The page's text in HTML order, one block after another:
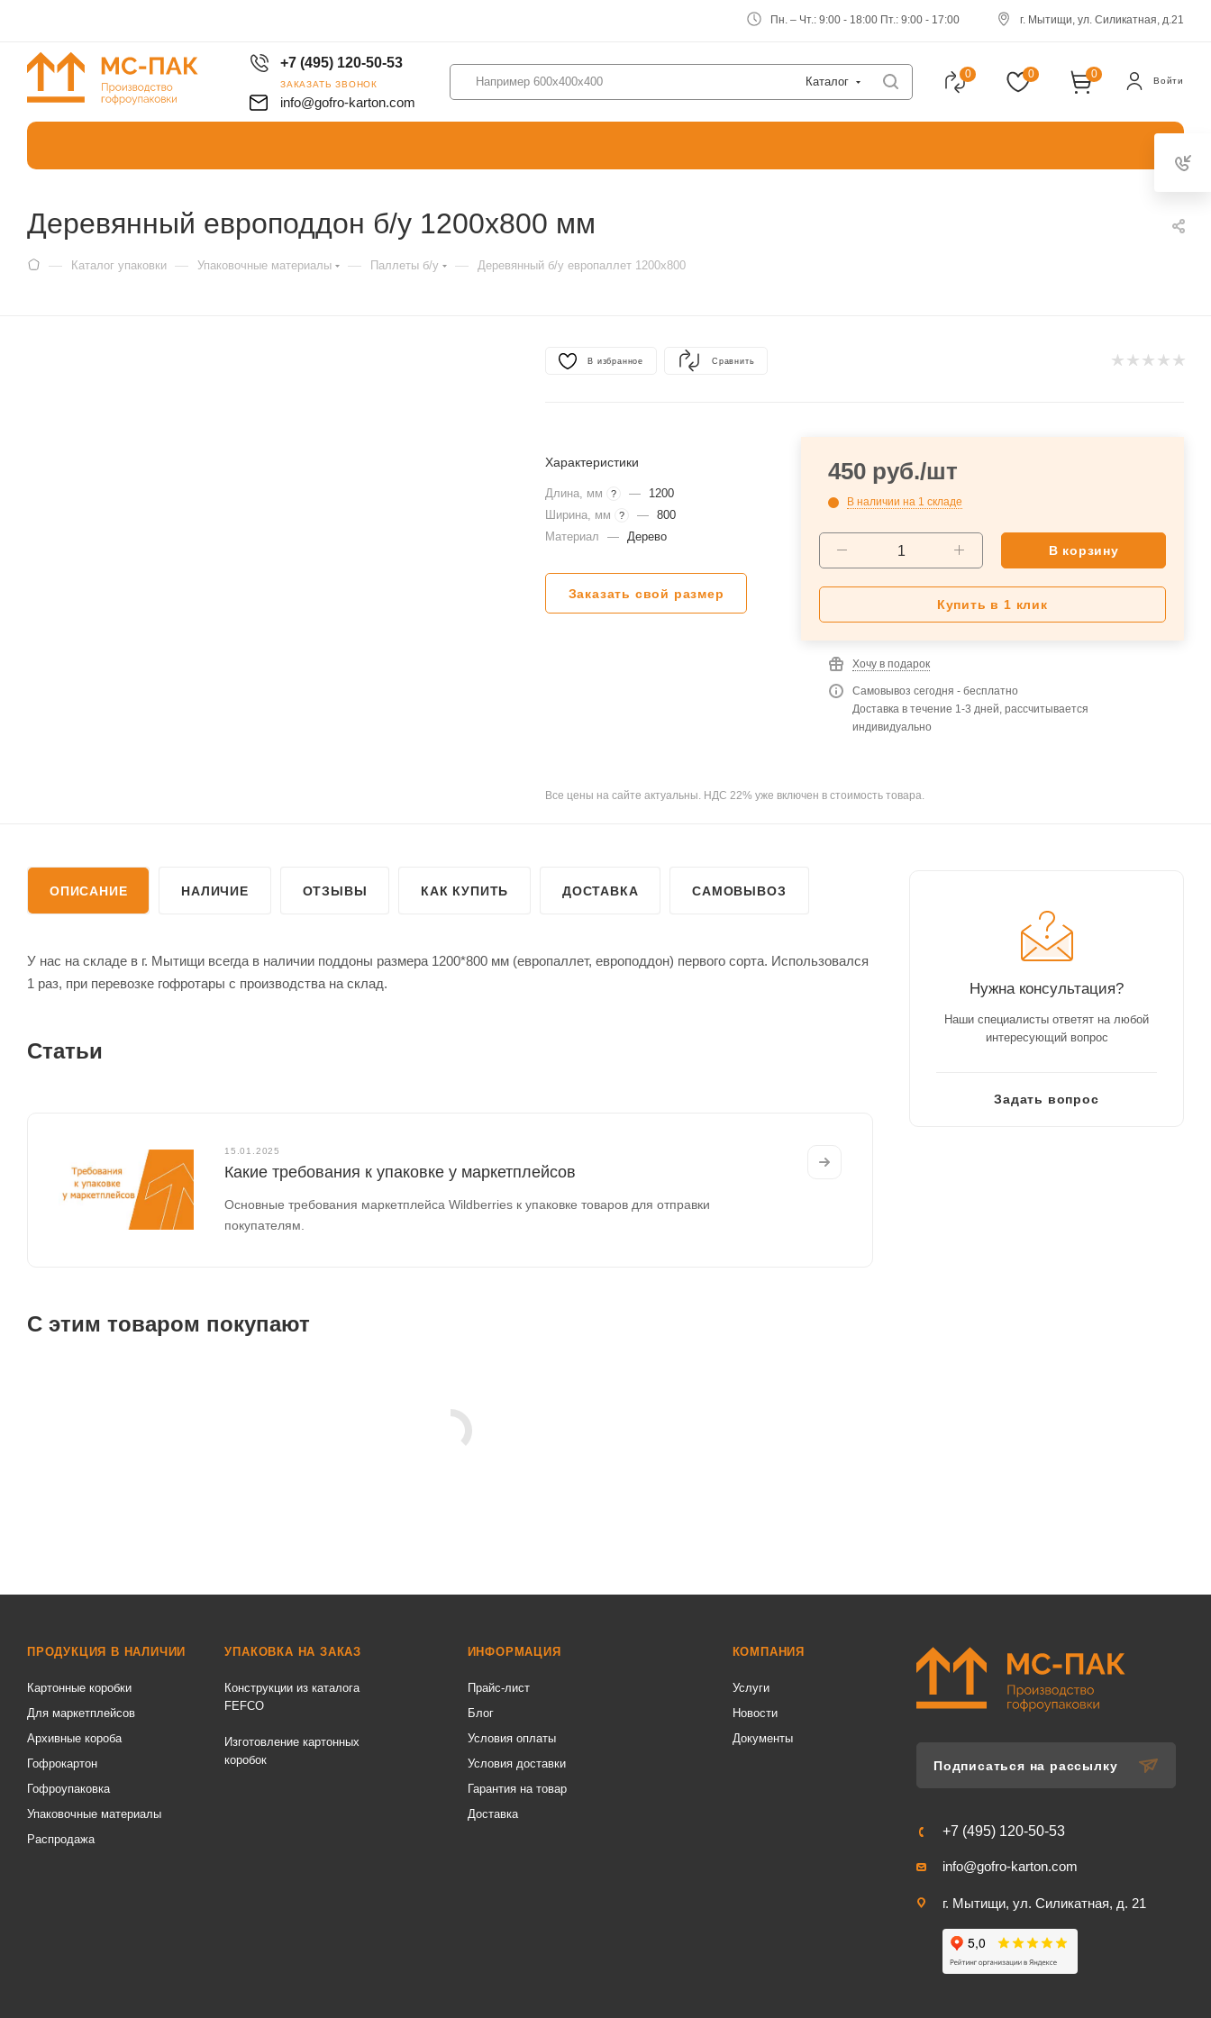
Пн. – Чт.: 9:00 - 18:00 Пт.: 9:00 - 17:00 г. Мытищи, ул. Силикатная, д.21
+7 (495) 120-50-53
ЗАКАЗАТЬ ЗВОНОК
info@gofro-karton.com
Каталог
0 0 0
Войти
Деревянный европоддон б/у 1200х800 мм
— Каталог упаковки — Упаковочные материалы — Паллеты б/у — Деревянный б/у европаллет 1200х800
В избранное Сравнить
Характеристики
Длина, мм ? —
1200
Ширина, мм
? —
800
Материал
— Дерево
Заказать свой размер
450руб./шт
В наличии на 1 складе
В корзину
Купить в 1 клик
Хочу в подарок
Самовывоз сегодня - бесплатно
Доставка в течение 1-3 дней, рассчитывается
индивидуально
Все цены на сайте актуальны. НДС 22% уже включен в стоимость товара.
ОПИСАНИЕ НАЛИЧИЕ ОТЗЫВЫ КАК КУПИТЬ ДОСТАВКА САМОВЫВОЗ
У нас на складе в г. Мытищи всегда в наличии поддоны размера 1200*800 мм (европаллет, европоддон) первого сорта. Использовался
1 раз, при перевозке гофротары с производства на склад.
Статьи
15.01.2025
Какие требования к упаковке у маркетплейсов
Основные требования маркетплейса Wildberries к упаковке товаров для отправки
покупателям.
С этим товаром покупают
Нужна консультация?
Наши специалисты ответят на любой
интересующий вопрос
Задать вопрос
ПРОДУКЦИЯ В НАЛИЧИИ
Картонные коробки
Для маркетплейсов
Архивные короба
Гофрокартон
Гофроупаковка
Упаковочные материалы
Распродажа
УПАКОВКА НА ЗАКАЗ
Конструкции из каталога
FEFCO
Изготовление картонных
коробок
ИНФОРМАЦИЯ
Прайс-лист
Блог
Условия оплаты
Условия доставки
Гарантия на товар
Доставка
КОМПАНИЯ
Услуги
Новости
Документы
Подписаться на рассылку
+7 (495) 120-50-53
info@gofro-karton.com
г. Мытищи, ул. Силикатная, д. 21